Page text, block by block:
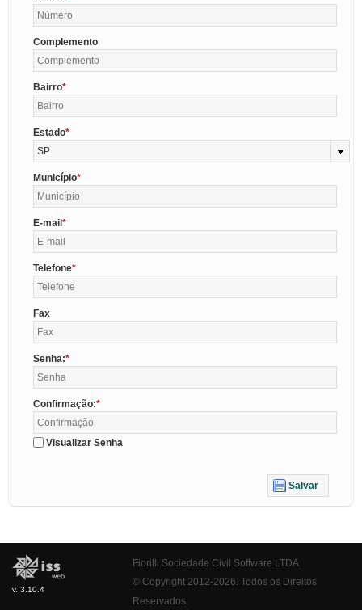
Complemento
Bairro
Estado
SP
Município
E-mail
Telefone
Fax
Senha:
Confirmação:
Visualizar Senha
Salvar
v. 3.10.4
Fiorilli Sociedade Civil Software LTDA
© Copyright 2012-2026. Todos os Direitos
Reservados.